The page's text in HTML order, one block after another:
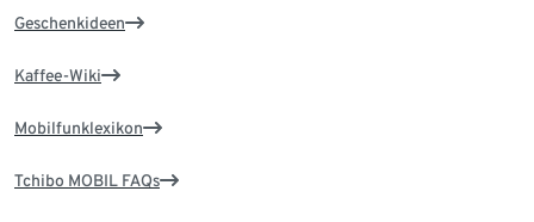
Geschenkideen
Kaffee-Wiki
Mobilfunklexikon
Tchibo MOBIL FAQs